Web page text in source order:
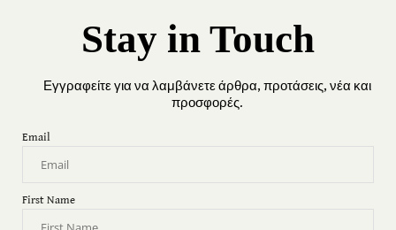
Stay in Touch
Εγγραφείτε για να λαμβάνετε άρθρα, προτάσεις, νέα και
προσφορές.
Email
First Name